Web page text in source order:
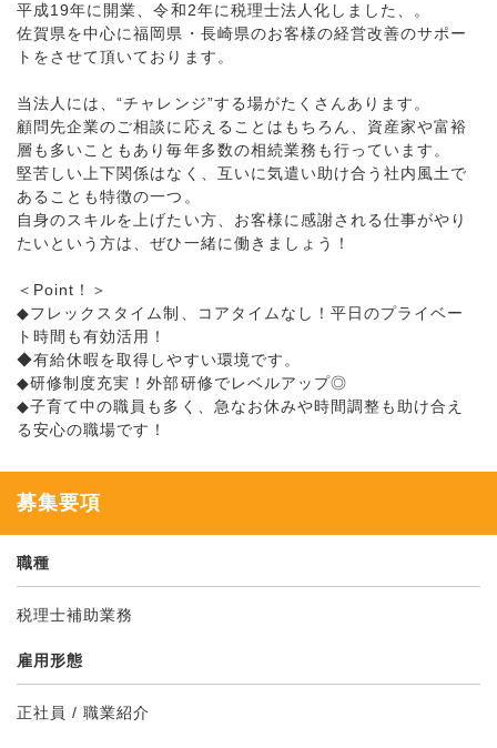
平成19年に開業、令和2年に税理士法人化しました、。
佐賀県を中心に福岡県・長崎県のお客様の経営改善のサポー
トをさせて頂いております。
当法人には、“チャレンジ”する場がたくさんあります。
顧問先企業のご相談に応えることはもちろん、資産家や富裕
層も多いこともあり毎年多数の相続業務も行っています。
堅苦しい上下関係はなく、互いに気遣い助け合う社内風土で
あることも特徴の一つ。
自身のスキルを上げたい方、お客様に感謝される仕事がやり
たいという方は、ぜひ一緒に働きましょう！
＜Point！＞
◆フレックスタイム制、コアタイムなし！平日のプライベー
ト時間も有効活用！
◆有給休暇を取得しやすい環境です。
◆研修制度充実！外部研修でレベルアップ◎
◆子育て中の職員も多く、急なお休みや時間調整も助け合え
る安心の職場です！
募集要項
職種
税理士補助業務
雇用形態
正社員 / 職業紹介